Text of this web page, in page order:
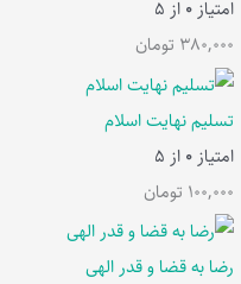
امتیاز 0 از 5
380,000 تومان
تسلیم نهایت اسلام
امتیاز 0 از 5
100,000 تومان
رضا به قضا و قدر الهی